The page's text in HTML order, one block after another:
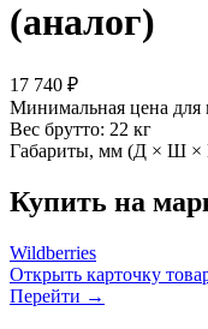
(аналог)
17 740 ₽
Минимальная цена для
Вес брутто: 22 кг
Габариты, мм (Д × Ш ×
Купить на
Wildberries
Открыть карточку
Перейти →